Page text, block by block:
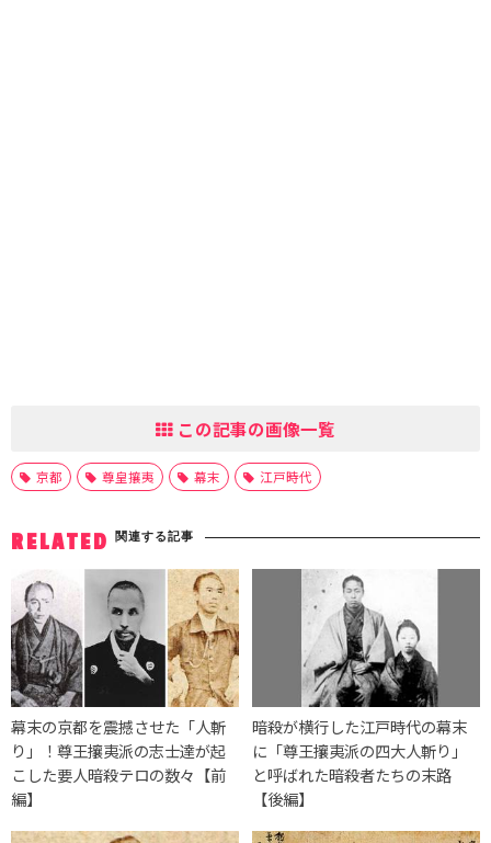
この記事の画像一覧
京都 尊皇攘夷 幕末 江戸時代
RELATED 関連する記事
幕末の京都を震撼させた「人斬
り」！尊王攘夷派の志士達が起
こした要人暗殺テロの数々【前
編】
暗殺が横行した江戸時代の幕末
に「尊王攘夷派の四大人斬り」
と呼ばれた暗殺者たちの末路
【後編】